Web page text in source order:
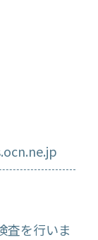
査を行いま